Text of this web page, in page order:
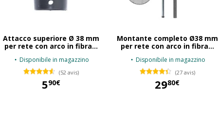
Attacco superiore Ø 38 mm
per rete con arco in fibra...
Disponibile in magazzino
(52 avis)
590€
Montante completo Ø38 mm
per rete con arco in fibra...
Disponibile in magazzino
(27 avis)
2980€